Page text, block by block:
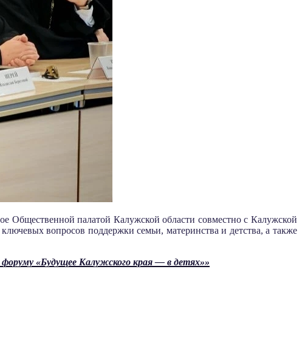
Общественной палатой Калужской области совместно с Калужской
вопросов поддержки семьи, материнства и детства, а также
форуму «Будущее Калужского края — в детях»»